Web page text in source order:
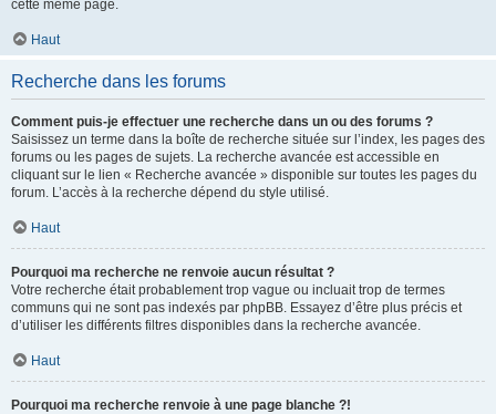
cette même page.
Haut
Recherche dans les forums
Comment puis-je effectuer une recherche dans un ou des forums ?
Saisissez un terme dans la boîte de recherche située sur l’index, les pages des
forums ou les pages de sujets. La recherche avancée est accessible en
cliquant sur le lien « Recherche avancée » disponible sur toutes les pages du
forum. L’accès à la recherche dépend du style utilisé.
Haut
Pourquoi ma recherche ne renvoie aucun résultat ?
Votre recherche était probablement trop vague ou incluait trop de termes
communs qui ne sont pas indexés par phpBB. Essayez d’être plus précis et
d’utiliser les différents filtres disponibles dans la recherche avancée.
Haut
Pourquoi ma recherche renvoie à une page blanche ?!